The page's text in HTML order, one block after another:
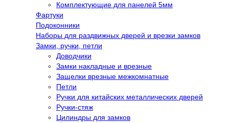
Комплектующие для панелей 5мм
Фартуки
Подоконники
Наборы для раздвижных дверей и врезки замков
Замки, ручки, петли
Доводчики
Замки накладные и врезные
Защелки врезные межкомнатные
Петли
Ручки для китайских металлических дверей
Ручки-стяж
Цилиндры для замков